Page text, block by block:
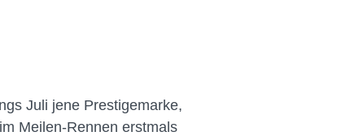
Juli jene Prestigemarke,
Meilen-Rennen erstmals